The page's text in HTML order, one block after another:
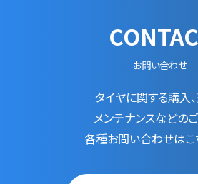
お問い合わせ
タイヤに関する購入、
メンテナンスなどの
各種お問い合わせはこ